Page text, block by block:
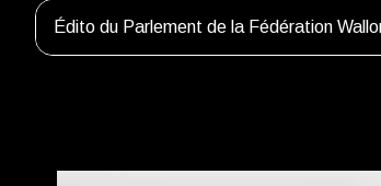
Édito du Parlement de la Fédération